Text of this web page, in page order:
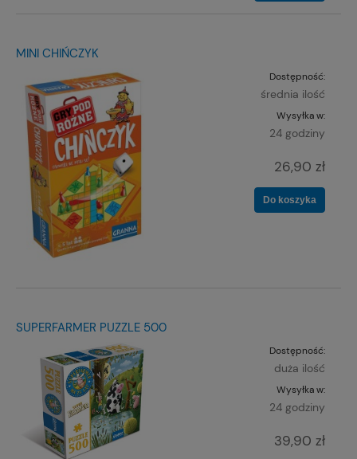
MINI CHIŃCZYK
Dostępność:
średnia ilość
Wysyłka w:
24 godziny
26,90 zł
Do koszyka
SUPERFARMER PUZZLE 500
Dostępność:
duża ilość
Wysyłka w:
24 godziny
39,90 zł